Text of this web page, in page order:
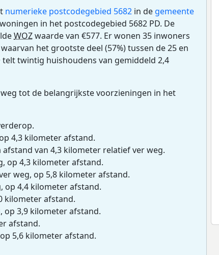
numerieke postcodegebied 5682 in de gemeente
in het postcodegebied 5682 PD. De
WOZwaarde van €577. Er wonen 35 inwoners
het grootste deel (57%) tussen de 25 en
telt twintig huishoudens van gemiddeld 2,4
tot de belangrijkste voorzieningen in het
4,3 kilometer afstand.
van 4,3 kilometer relatief ver weg.
op 4,3 kilometer afstand.
weg, op 5,8 kilometer afstand.
op 4,4 kilometer afstand.
kilometer afstand.
op 3,9 kilometer afstand.
afstand.
5,6 kilometer afstand.